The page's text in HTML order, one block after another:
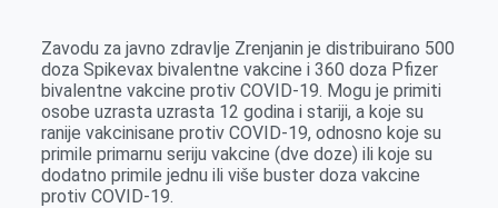
Zavodu za javno zdravlje Zrenjanin je distribuirano 500
doza Spikevax bivalentne vakcine i 360 doza Pfizer
bivalentne vakcine protiv COVID-19. Mogu je primiti
osobe uzrasta uzrasta 12 godina i stariji, a koje su
ranije vakcinisane protiv COVID-19, odnosno koje su
primile primarnu seriju vakcine (dve doze) ili koje su
dodatno primile jednu ili više buster doza vakcine
protiv COVID-19.